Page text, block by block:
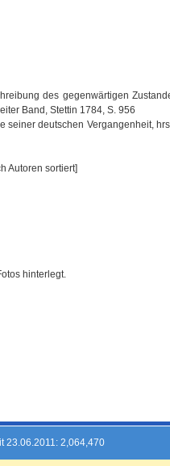
des gegenwärtigen
Band, Stettin 1784, S. 956
seiner deutschen Vergangenheit,
Autoren sortiert]
hinterlegt.
23.06.2011: 2,064,470